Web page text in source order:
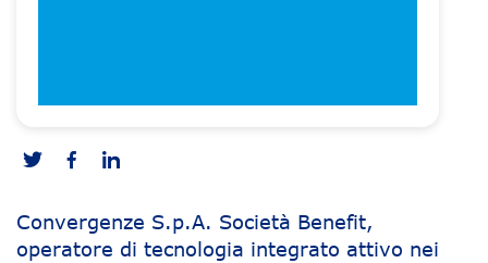
Convergenze S.p.A. Società Benefit,
operatore di tecnologia integrato attivo nei